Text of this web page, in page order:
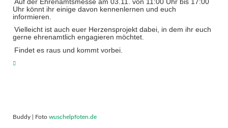
Uhr könnt ihr einige davon kennenlernen und euch
informieren.
Vielleicht ist auch euer Herzensprojekt dabei, in dem ihr euch
gerne ehrenamtlich engagieren möchtet.
Findet es raus und kommt vorbei.
Buddy | Foto wuschelpfoten.de